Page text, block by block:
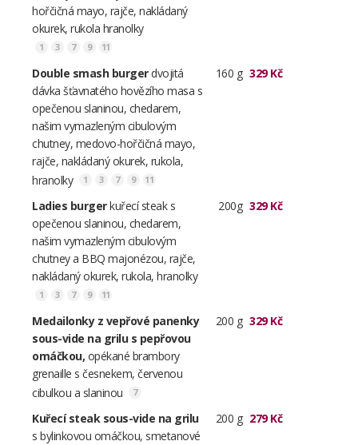
hořčičná mayo, rajče, nakládaný
okurek, rukola hranolky
1 3 7 9 11
Double smash burgerdvojitá
dávka šťavnatého hovězího masa s
opečenou slaninou, chedarem,
našim vymazleným cibulovým
chutney, medovo-hořčičná mayo,
rajče, nakládaný okurek, rukola,
hranolky
160 g 329 Kč
1 3 7 9 11
Ladies burgerkuřecí steak s
opečenou slaninou, chedarem,
našim vymazleným cibulovým
chutney a BBQ majonézou, rajče,
nakládaný okurek, rukola, hranolky
200g 329 Kč
1 3 7 9 11
Medailonky z vepřové panenky
sous-vide na grilu s pepřovou
omáčkou, opékané brambory
grenaille s česnekem, červenou
cibulkou a slaninou
200 g 329 Kč
7
Kuřecí steak sous-vide na grilu
s bylinkovou omáčkou, smetanové
200 g 279 Kč